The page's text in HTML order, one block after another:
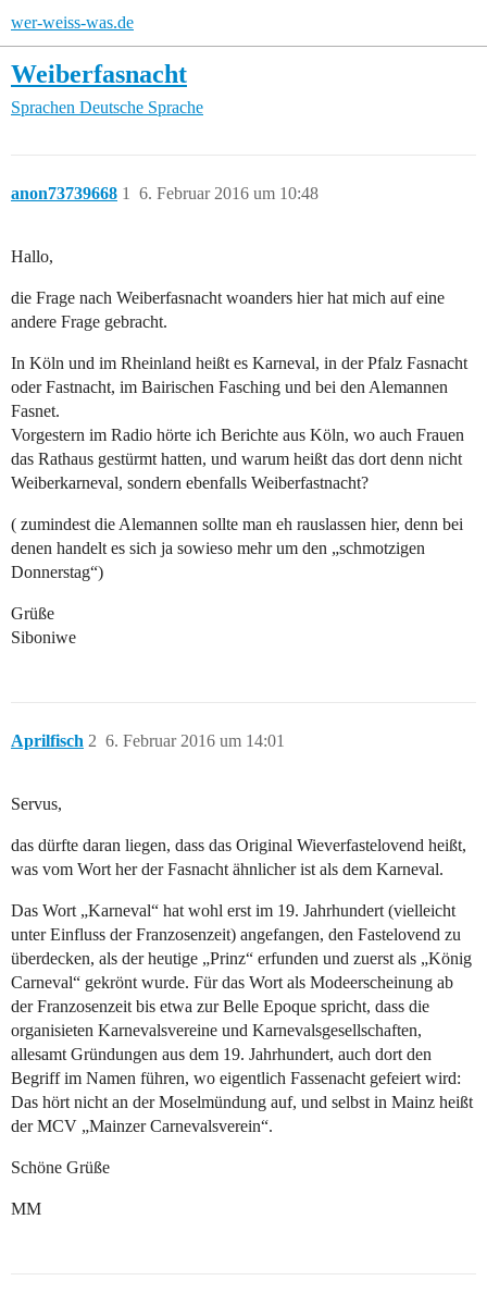
wer-weiss-was.de
Weiberfasnacht
Sprachen Deutsche Sprache
anon73739668 6. Februar 2016 um 10:48
1
Hallo,
die Frage nach Weiberfasnacht woanders hier hat mich auf eine
andere Frage gebracht.
In Köln und im Rheinland heißt es Karneval, in der Pfalz Fasnacht
oder Fastnacht, im Bairischen Fasching und bei den Alemannen
Fasnet.
Vorgestern im Radio hörte ich Berichte aus Köln, wo auch Frauen
das Rathaus gestürmt hatten, und warum heißt das dort denn nicht
Weiberkarneval, sondern ebenfalls Weiberfastnacht?
( zumindest die Alemannen sollte man eh rauslassen hier, denn bei
denen handelt es sich ja sowieso mehr um den „schmotzigen
Donnerstag“)
Grüße
Siboniwe
Aprilfisch 6. Februar 2016 um 14:01
2
Servus,
das dürfte daran liegen, dass das Original Wieverfastelovend heißt,
was vom Wort her der Fasnacht ähnlicher ist als dem Karneval.
Das Wort „Karneval“ hat wohl erst im 19. Jahrhundert (vielleicht
unter Einfluss der Franzosenzeit) angefangen, den Fastelovend zu
überdecken, als der heutige „Prinz“ erfunden und zuerst als „König
Carneval“ gekrönt wurde. Für das Wort als Modeerscheinung ab
der Franzosenzeit bis etwa zur Belle Epoque spricht, dass die
organisieten Karnevalsvereine und Karnevalsgesellschaften,
allesamt Gründungen aus dem 19. Jahrhundert, auch dort den
Begriff im Namen führen, wo eigentlich Fassenacht gefeiert wird:
Das hört nicht an der Moselmündung auf, und selbst in Mainz heißt
der MCV „Mainzer Carnevalsverein“.
Schöne Grüße
MM